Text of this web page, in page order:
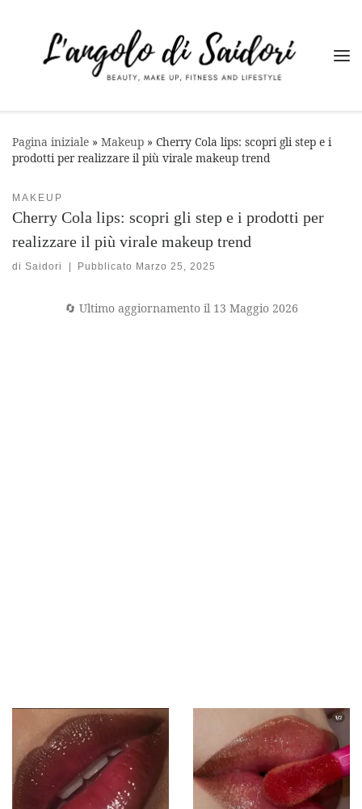
Pagina iniziale » Makeup » Cherry Cola lips: scopri gli step e i
prodotti per realizzare il più virale makeup trend
MAKEUP
Cherry Cola lips: scopri gli step e i prodotti per
realizzare il più virale makeup trend
di Saidori | Pubblicato Marzo 25, 2025
🔄 Ultimo aggiornamento il 13 Maggio 2026